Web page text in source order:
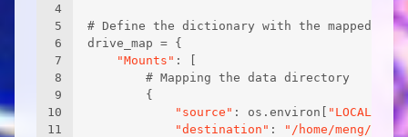
4
5
6
7
8
9
10
11
# Define the dictionary with the mapped
drive_map = {
"Mounts" : [
        # Mapping the data directory
        {
"source" : os.environ[
"destination" : "/home/meng/